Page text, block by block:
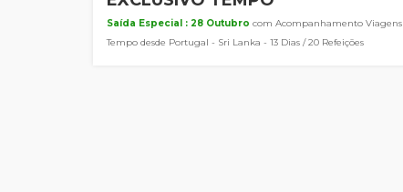
Saída Especial : 28 Outubro com Acompanhamento Viagens
Tempo desde Portugal - Sri Lanka - 13 Dias / 20 Refeições